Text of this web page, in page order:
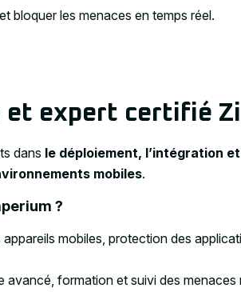
bloquer les menaces en temps réel.
et expert certifié
dans le déploiement, l’intégration
mobiles.
?
mobiles, protection des
avancé, formation et suivi des menaces